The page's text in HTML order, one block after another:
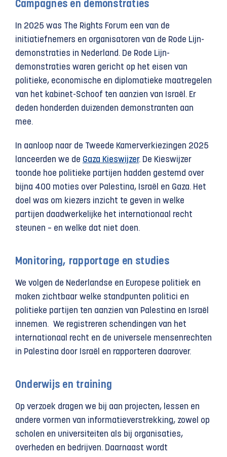
Campagnes en demonstraties
In 2025 was The Rights Forum een van de
initiatiefnemers en organisatoren van de Rode Lijn-
demonstraties in Nederland. De Rode Lijn-
demonstraties waren gericht op het eisen van
politieke, economische en diplomatieke maatregelen
van het kabinet-Schoof ten aanzien van Israël. Er
deden honderden duizenden demonstranten aan
mee.
In aanloop naar de Tweede Kamerverkiezingen 2025
lanceerden we de Gaza Kieswijzer. De Kieswijzer
toonde hoe politieke partijen hadden gestemd over
bijna 400 moties over Palestina, Israël en Gaza. Het
doel was om kiezers inzicht te geven in welke
partijen daadwerkelijke het internationaal recht
steunen – en welke dat niet doen.
Monitoring, rapportage en studies
We volgen de Nederlandse en Europese politiek en
maken zichtbaar welke standpunten politici en
politieke partijen ten aanzien van Palestina en Israël
innemen. We registreren schendingen van het
internationaal recht en de universele mensenrechten
in Palestina door Israël en rapporteren daarover.
Onderwijs en training
Op verzoek dragen we bij aan projecten, lessen en
andere vormen van informatieverstrekking, zowel op
scholen en universiteiten als bij organisaties,
overheden en bedrijven. Daarnaast wordt